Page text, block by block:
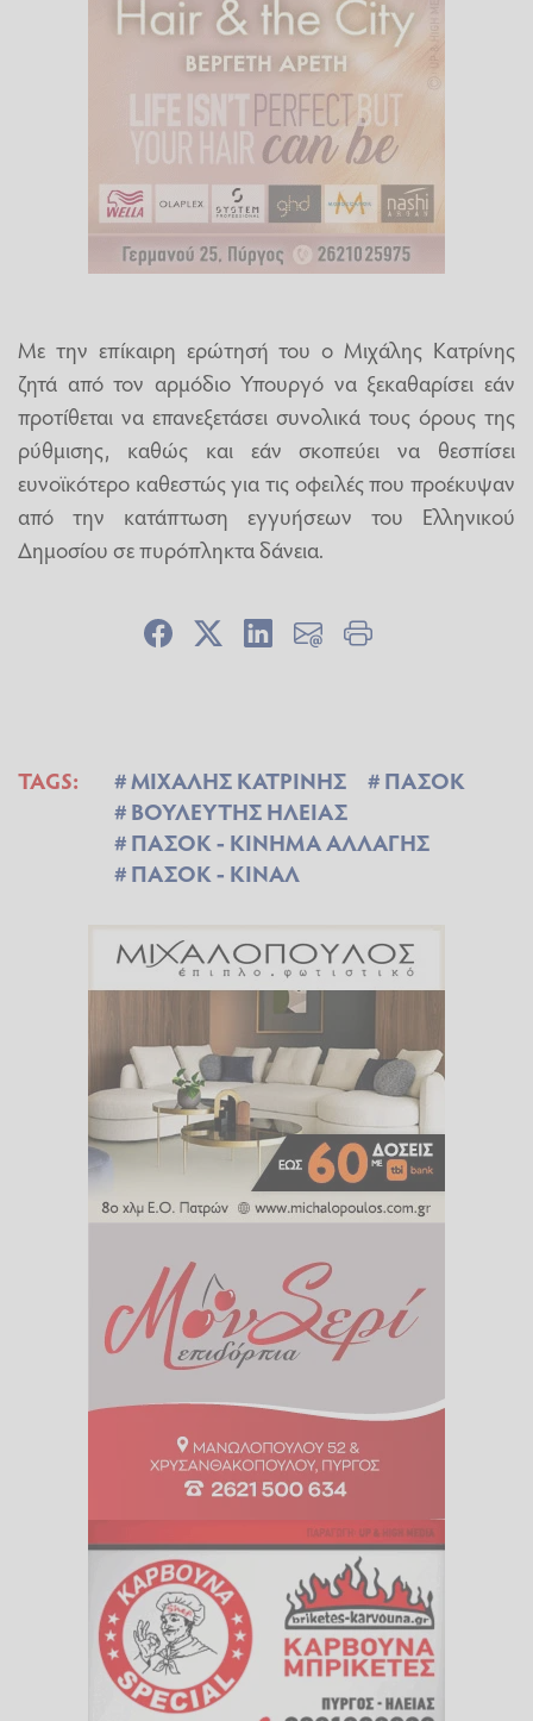
Με την επίκαιρη ερώτησή του ο Μιχάλης Κατρίνης
ζητά από τον αρμόδιο Υπουργό να ξεκαθαρίσει εάν
προτίθεται να επανεξετάσει συνολικά τους όρους της
ρύθμισης, καθώς και εάν σκοπεύει να θεσπίσει
ευνοϊκότερο καθεστώς για τις οφειλές που προέκυψαν
από την κατάπτωση εγγυήσεων του Ελληνικού
Δημοσίου σε πυρόπληκτα δάνεια.
TAGS: ΜΙΧΑΛΗΣ ΚΑΤΡΙΝΗΣ
ΠΑΣΟΚ
ΒΟΥΛΕΥΤΗΣ ΗΛΕΙΑΣ
ΠΑΣΟΚ - ΚΙΝΗΜΑ ΑΛΛΑΓΗΣ
ΠΑΣΟΚ - ΚΙΝΑΛ